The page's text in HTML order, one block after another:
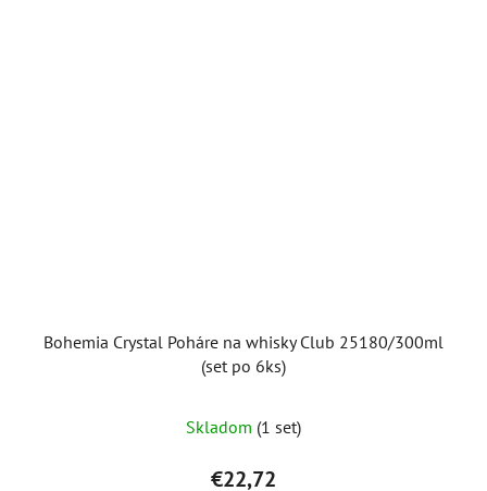
Bohemia Crystal Poháre na whisky Club 25180/300ml
(set po 6ks)
Skladom (1 set)
€22,72